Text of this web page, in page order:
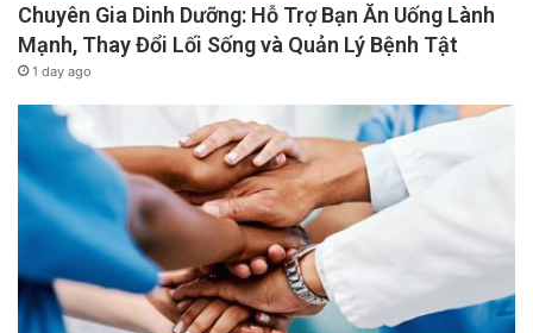
Chuyên Gia Dinh Dưỡng: Hỗ Trợ Bạn Ăn Uống Lành
Mạnh, Thay Đổi Lối Sống và Quản Lý Bệnh Tật
1 day ago